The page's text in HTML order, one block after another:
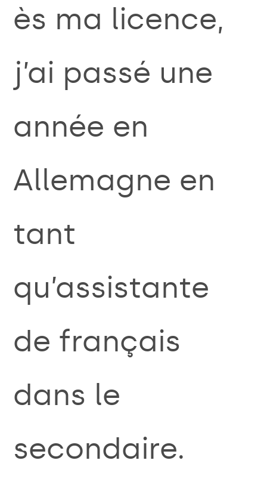
ès ma licence,
j’ai passé une
année en
Allemagne en
tant
qu’assistante
de français
dans le
secondaire.